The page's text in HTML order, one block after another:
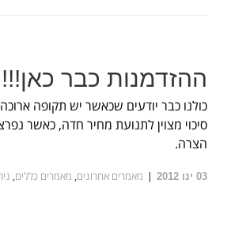
ההזדמנות כבר
כולנו כבר יודעים שכאשר יש תקופה
סיכוי מצוין לתנועת מחיר חדה, כאשר
הצרה.
03 ינו 2012 מאמרים אחרונים, מאמרים כללים,